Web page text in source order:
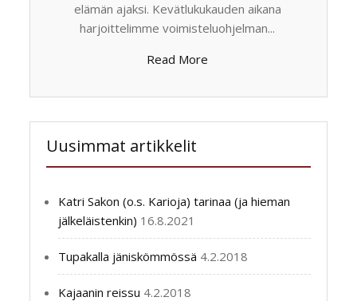
elämän ajaksi. Kevätlukukauden aikana
harjoittelimme voimisteluohjelman...
Read More
Uusimmat artikkelit
Katri Sakon (o.s. Karioja) tarinaa (ja hieman
jälkeläistenkin) 16.8.2021
Tupakalla jäniskömmössä 4.2.2018
Kajaanin reissu 4.2.2018